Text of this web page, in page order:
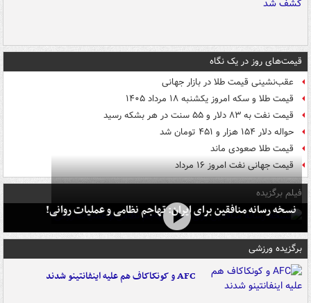
قیمت‌های روز در یک نگاه
عقب‌نشینی قیمت طلا در بازار جهانی
قیمت طلا و سکه امروز یکشنبه ۱۸ مرداد ۱۴۰۵
قیمت نفت به ۸۳ دلار و ۵۵ سنت در هر بشکه رسید
حواله دلار ۱۵۴ هزار و ۴۵۱ تومان شد
قیمت طلا صعودی ماند
قیمت جهانی نفت امروز ۱۶ مرداد
فیلم برگزیده
نسخه رسانه منافقین برای ایران: تهاجم نظامی و عملیات روانی!
برگزیده ورزشی
AFC و کونکاکاف هم علیه اینفانتینو شدند